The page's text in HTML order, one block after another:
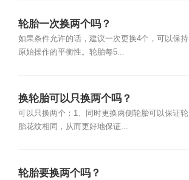
轮胎一次换两个吗？
如果条件允许的话，建议一次更换4个，可以保持
原始操作的平衡性。轮胎每5...
换轮胎可以只换两个吗？
可以只换两个：1、同时更换两侧轮胎可以保证轮
胎花纹相同，从而更好地保证...
轮胎要换两个吗？